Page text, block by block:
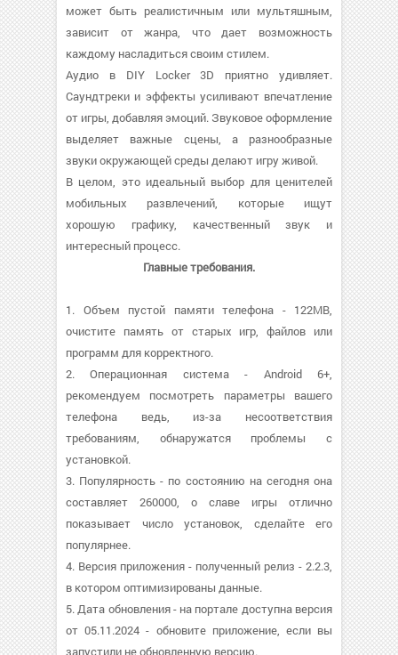
может быть реалистичным или мультяшным,
зависит от жанра, что дает возможность
каждому насладиться своим стилем.
Аудио в DIY Locker 3D приятно удивляет.
Саундтреки и эффекты усиливают впечатление
от игры, добавляя эмоций. Звуковое оформление
выделяет важные сцены, а разнообразные
звуки окружающей среды делают игру живой.
В целом, это идеальный выбор для ценителей
мобильных развлечений, которые ищут
хорошую графику, качественный звук и
интересный процесс.
Главные требования.
1. Объем пустой памяти телефона - 122MB,
очистите память от старых игр, файлов или
программ для корректного.
2. Операционная система - Android 6+,
рекомендуем посмотреть параметры вашего
телефона ведь, из-за несоответствия
требованиям, обнаружатся проблемы с
установкой.
3. Популярность - по состоянию на сегодня она
составляет 260000, о cлаве игры отлично
показывает число установок, сделайте его
популярнее.
4. Версия приложения - полученный релиз - 2.2.3,
в котором оптимизированы данные.
5. Дата обновления - на портале доступна версия
от 05.11.2024 - обновите приложение, если вы
запустили не обновленную версию.